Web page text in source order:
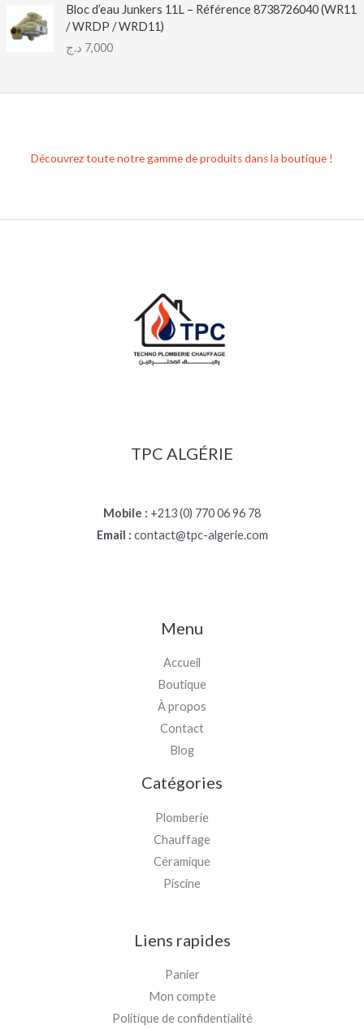
Bloc d’eau Junkers 11L – Référence 8738726040 (WR11
/ WRDP / WRD11)
7,000 د.ج
Découvrez toute notre gamme de produits dans la boutique !
TPC ALGÉRIE
Mobile : +213 (0) 770 06 96 78
Email : contact@tpc-algerie.com
Menu
Accueil
Boutique
À propos
Contact
Blog
Catégories
Plomberie
Chauffage
Céramique
Piscine
Liens rapides
Panier
Mon compte
Politique de confidentialité